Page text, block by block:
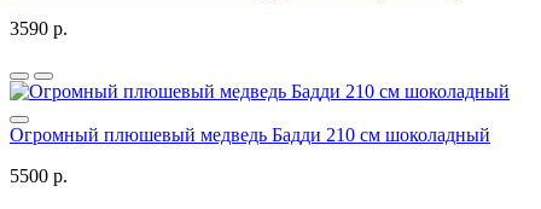
3590 р.
Огромный плюшевый медведь Бадди 210 см шоколадный
5500 р.